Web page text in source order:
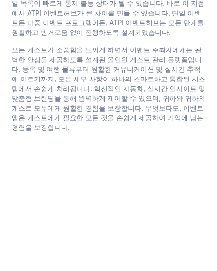
문의하기
일 목록이 빠르게 통제 불능 상태가 될 수 있습니다. 바로 이 지점
에서 ATPI 이벤트허브가 큰 차이를 만들 수 있습니다. 단일 이벤
트든 다중 이벤트 프로그램이든, ATPI 이벤트허브는 모든 단계를
원활하고 번거로움 없이 진행하도록 설계되었습니다.
모든 게스트가 소중함을 느끼게 하면서 이벤트 주최자에게는 완
벽한 안심을 제공하도록 설계된 올인원 게스트 관리 플랫폼입니
다. 등록 및 여행 물류부터 원활한 커뮤니케이션 및 실시간 추적
에 이르기까지, 모든 세부 사항이 하나의 스마트하고 통합된 시스
템에서 손쉽게 처리됩니다. 혁신적인 자동화, 실시간 인사이트 및
맞춤형 브랜딩을 통해 완벽하게 제어할 수 있으며, 귀하와 귀하의
게스트 모두에게 원활한 경험을 보장합니다. 무엇보다도, 이벤트
앱은 게스트에게 필요한 모든 것을 손쉽게 제공하여 기억에 남는
경험을 보장합니다.